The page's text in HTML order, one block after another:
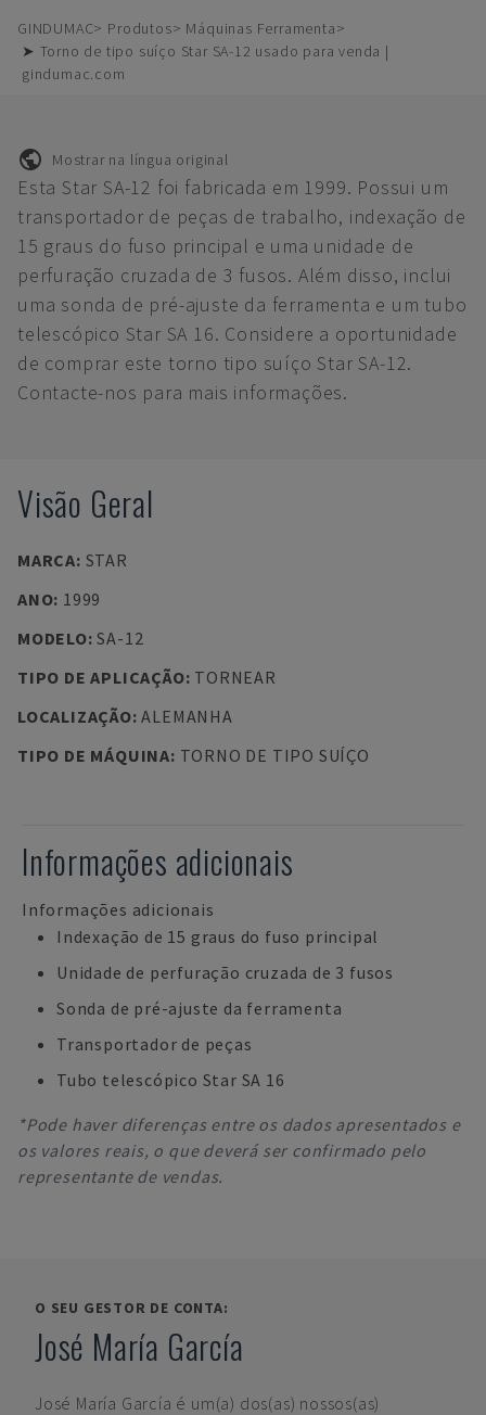
GINDUMAC Produtos
Máquinas Ferramenta
➤ Torno de tipo suíço Star SA-12 usado para venda |
gindumac.com
Mostrar na língua original
Esta Star SA-12 foi fabricada em 1999. Possui um
transportador de peças de trabalho, indexação de
15 graus do fuso principal e uma unidade de
perfuração cruzada de 3 fusos. Além disso, inclui
uma sonda de pré-ajuste da ferramenta e um tubo
telescópico Star SA 16. Considere a oportunidade
de comprar este torno tipo suíço Star SA-12.
Contacte-nos para mais informações.
Visão Geral
MARCA: STAR
ANO: 1999
MODELO:SA-12
TIPO DE APLICAÇÃO: TORNEAR
LOCALIZAÇÃO:ALEMANHA
TIPO DE MÁQUINA: TORNO DE TIPO SUÍÇO
Informações adicionais
Informações adicionais
Indexação de 15 graus do fuso principal
Unidade de perfuração cruzada de 3 fusos
Sonda de pré-ajuste da ferramenta
Transportador de peças
Tubo telescópico Star SA 16
*Pode haver diferenças entre os dados apresentados e
os valores reais, o que deverá ser confirmado pelo
representante de vendas.
O SEU GESTOR DE CONTA:
José María García
José María García é um(a) dos(as) nossos(as)